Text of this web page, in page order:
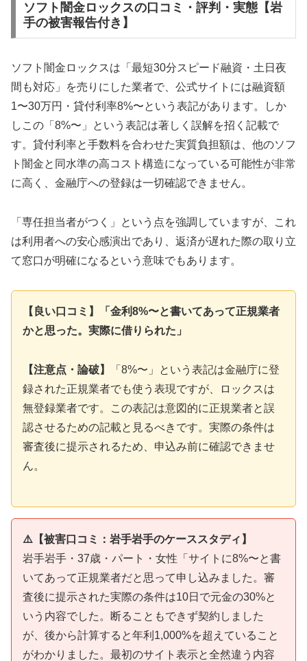
ソフト闇金ロックスの口コミ・評判・実態【岩
手の被害報告付き】
ソフト闇金ロックスは「最短30分スピード融資・土日夜
間も対応」を売りにした業者で、公式サイトには融資額
1〜30万円・貸付利率8%〜という表記があります。しか
しこの「8%〜」という表記は著しく誤解を招く記載で
す。貸付利率と手数料を合わせた実質負担額は、他のソフ
ト闇金と同水準の高コスト構造になっている可能性が非常
に高く、金融庁への登録は一切確認できません。
「専任担当者がつく」という点を強調していますが、これ
は利用者への安心感演出であり、返済が遅れた際の取り立
て窓口が明確になるという意味でもあります。
【良い口コミ】「金利8%〜と書いてあって正規業者
かと思った。実際に借りられた」
【注意点・論破】
「8%〜」という表記は金融庁に登
録された正規業者でも使う表現ですが、ロックスは
無登録業者です。この表記は意図的に正規業者と誤
認させるための記載と見るべきです。実際の条件は
審査後に提示されるため、申込み前に確認できませ
ん。
⚠️【被害口コミ：岩手岩手のケーススタディ】
岩手岩手・37歳・パート・女性「サイトに8%〜と書
いてあって正規業者だと思って申し込みました。審
査後に提示された実際の条件は10日で元金の30%と
いう内容でした。断ることもできず契約しました
が、後から計算すると年利1,000%を超えていること
がわかりました。最初のサイト表示と全然違う内容